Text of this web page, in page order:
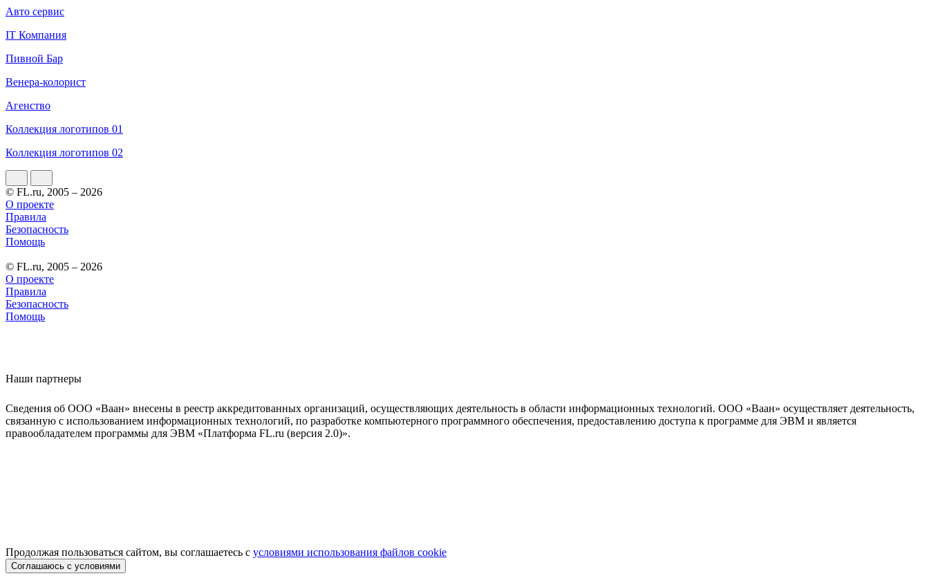
Авто сервис
IT Компания
Пивной Бар
Венера-колорист
Агенство
Коллекция логотипов 01
Коллекция логотипов 02
© FL.ru, 2005 – 2026
О проекте
Правила
Безопасность
Помощь
© FL.ru, 2005 – 2026
О проекте
Правила
Безопасность
Помощь
Наши партнеры
Сведения об ООО «Ваан» внесены в реестр аккредитованных организаций, осуществляющих деятельность в области информационных технологий. ООО «Ваан» осуществляет деятельность,
связанную с использованием информационных технологий, по разработке компьютерного программного обеспечения, предоставлению доступа к программе для ЭВМ и является
правообладателем программы для ЭВМ «Платформа FL.ru (версия 2.0)».
Продолжая пользоваться сайтом, вы соглашаетесь с условиями использования файлов cookie
Соглашаюсь с условиями